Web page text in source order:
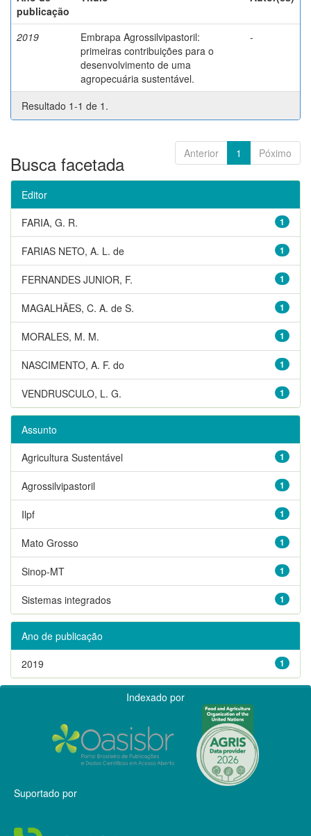
publicação
2019
Embrapa Agrossilvipastoril:
primeiras contribuições para o
desenvolvimento de uma
agropecuária sustentável.
-
Resultado 1-1 de 1.
Anterior 1 Póximo
Busca facetada
Editor
1
FARIA, G. R.
1
FARIAS NETO, A. L. de
1
FERNANDES JUNIOR, F.
1
MAGALHÃES, C. A. de S.
1
MORALES, M. M.
1
NASCIMENTO, A. F. do
1
VENDRUSCULO, L. G.
Assunto
1
Agricultura Sustentável
1
Agrossilvipastoril
1
Ilpf
1
Mato Grosso
1
Sinop-MT
1
Sistemas integrados
Ano de publicação
1
2019
Indexado por
Suportado por